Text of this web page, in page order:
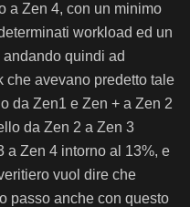
a Zen 4, con un minimo
workload ed un
quindi ad
che avevano predetto tale
da Zen1 e Zen + a Zen 2
da Zen 2 a Zen 3
a Zen 4 intorno al 13%, e
vuol dire che
passo anche con questo